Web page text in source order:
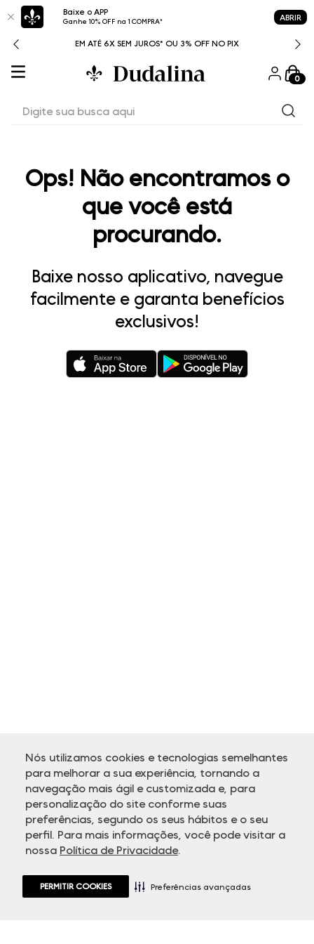
Baixe o APP
Ganhe 10% OFF na 1 COMPRA* ABRIR
Nós utilizamos cookies e tecnologias semelhantes
para melhorar a sua experiência, tornando a
navegação mais ágil e customizada e, para
personalização do site conforme suas
preferências, segundo os seus hábitos e o seu
perfil. Para mais informações, você pode visitar a
nossa Política de Privacidade.
PERMITIR COOKIES Preferências avançadas
EM ATÉ 6X SEM JUROS* OU 3% OFF NO PIX
0
Ops! Não encontramos o
que você está
procurando.
Baixe nosso aplicativo, navegue
facilmente e garanta benefícios
exclusivos!